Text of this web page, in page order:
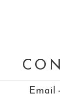
Email